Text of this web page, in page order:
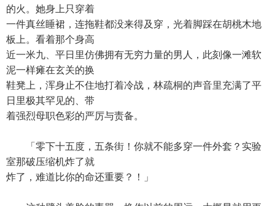
的火。她身上只穿着
一件真丝睡裙，连拖鞋都没来得及穿，光着脚踩在胡桃木地
板上。看着那个身高
近一米九、平日里仿佛拥有无穷力量的男人，此刻像一滩软
泥一样瘫在玄关的换
鞋凳上，浑身止不住地打着冷战，林疏桐的声音里充满了平
日里极其罕见的、带
着强烈母职色彩的严厉与责备。
「零下十五度，五条街！你就不能多穿一件外套？实验
室那破压缩机炸了就
炸了，难道比你的命还重要？！」